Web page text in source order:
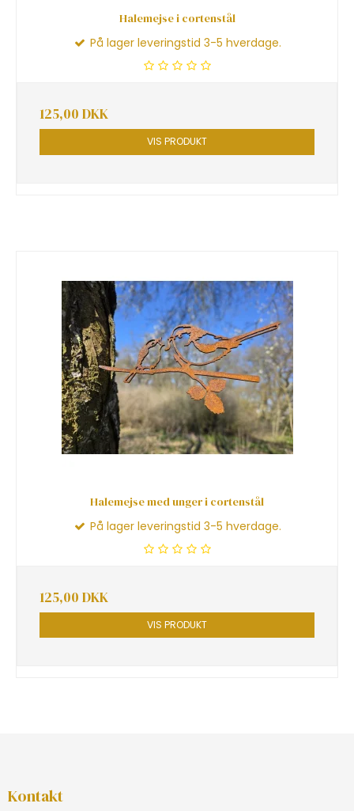
Halemejse i cortenstål
På lager leveringstid 3-5 hverdage.
125,00 DKK
VIS PRODUKT
Halemejse med unger i cortenstål
På lager leveringstid 3-5 hverdage.
125,00 DKK
VIS PRODUKT
Kontakt